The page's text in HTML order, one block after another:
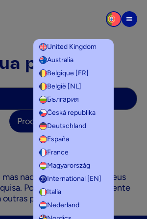
United Kingdom
Australia
Belgique [FR]
België [NL]
България
Česká republika
Deutschland
España
France
Magyarország
International [EN]
Italia
Nederland
pesquisa
Procurar
nada corresponde aos seus
Por favor, tente novamente
palavras-chave.